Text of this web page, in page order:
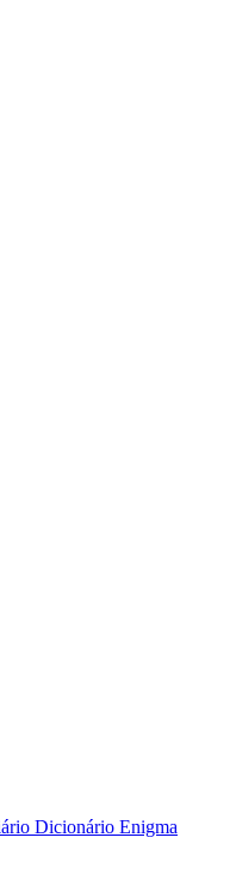
Dicionário Enigma